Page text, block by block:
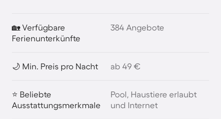
🏡 Verfügbare
Ferienunterkünfte
384 Angebote
🌙 Min. Preis pro Nacht ab 49 €
⭐ Beliebte
Ausstattungsmerkmale
Pool, Haustiere erlaubt
und Internet